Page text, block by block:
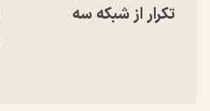
تکرار از شبکه سه